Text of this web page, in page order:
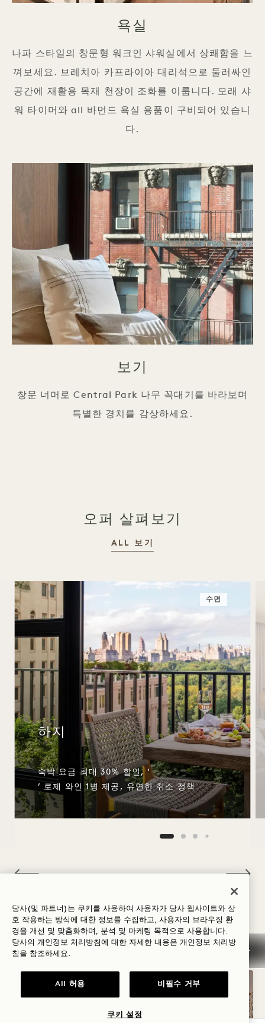
욕실
나파 스타일의 창문형 워크인 샤워실에서 상쾌함을 느
껴보세요. 브레치아 카프라이아 대리석으로 둘러싸인
공간에 재활용 목재 천장이 조화를 이룹니다. 모래 샤
워 타이머와 all 바먼드 욕실 용품이 구비되어 있습니
다.
보기
창문 너머로 Central Park 나무 꼭대기를 바라보며
특별한 경치를 감상하세요.
오퍼 살펴보기
ALL 보기
수면
하지
숙박 요금 최대 30% 할인, ‘
’ 로제 와인 1병 제공, 유연한 취소 정책
좋아할 만한 다른 객실
당사(및 파트너)는 쿠키를 사용하여 사용자가 당사 웹사이트와 상
호 작용하는 방식에 대한 정보를 수집하고, 사용자의 브라우징 환
경을 개선 및 맞춤화하며, 분석 및 마케팅 목적으로 사용합니다.
당사의 개인정보 처리방침에 대한 자세한 내용은 개인정보 처리방
침을 참조하세요.
All 허용 비필수 거부
쿠키 설정